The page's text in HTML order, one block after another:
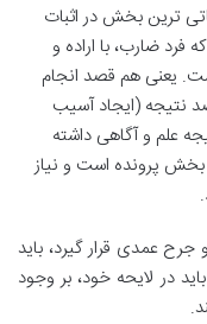
ترین بخش در اثبات
ضارب، با اراده و
یعنی هم قصد انجام
نتیجه (ایجاد آسیب
علم و آگاهی داشته
پرونده است و نیاز
عمدی قرار گیرد، باید
در لایحه خود، بر وجود